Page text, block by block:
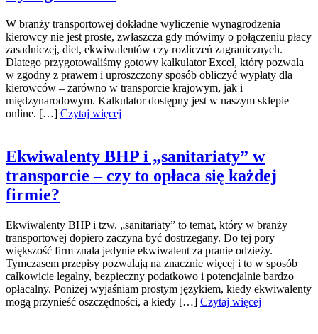
W branży transportowej dokładne wyliczenie wynagrodzenia
kierowcy nie jest proste, zwłaszcza gdy mówimy o połączeniu płacy
zasadniczej, diet, ekwiwalentów czy rozliczeń zagranicznych.
Dlatego przygotowaliśmy gotowy kalkulator Excel, który pozwala
w zgodny z prawem i uproszczony sposób obliczyć wypłaty dla
kierowców – zarówno w transporcie krajowym, jak i
międzynarodowym. Kalkulator dostępny jest w naszym sklepie
online. […] Czytaj więcej
Ekwiwalenty BHP i „sanitariaty” w
transporcie – czy to opłaca się każdej
firmie?
Ekwiwalenty BHP i tzw. „sanitariaty” to temat, który w branży
transportowej dopiero zaczyna być dostrzegany. Do tej pory
większość firm znała jedynie ekwiwalent za pranie odzieży.
Tymczasem przepisy pozwalają na znacznie więcej i to w sposób
całkowicie legalny, bezpieczny podatkowo i potencjalnie bardzo
opłacalny. Poniżej wyjaśniam prostym językiem, kiedy ekwiwalenty
mogą przynieść oszczędności, a kiedy […] Czytaj więcej